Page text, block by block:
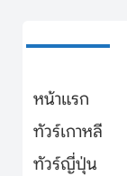
หน้าแรก
ทัวร์เกาหลี
ทัวร์ญี่ปุ่น